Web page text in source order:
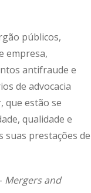
públicos,
empresa,
antifraude e
de advocacia
que estão se
qualidade e
prestações de
Mergers and